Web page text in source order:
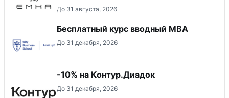
До 31 августа, 2026
Бесплатный курс вводный МВА
До 31 декабря, 2026
-10% на Контур.Диадок
До 31 декабря, 2026